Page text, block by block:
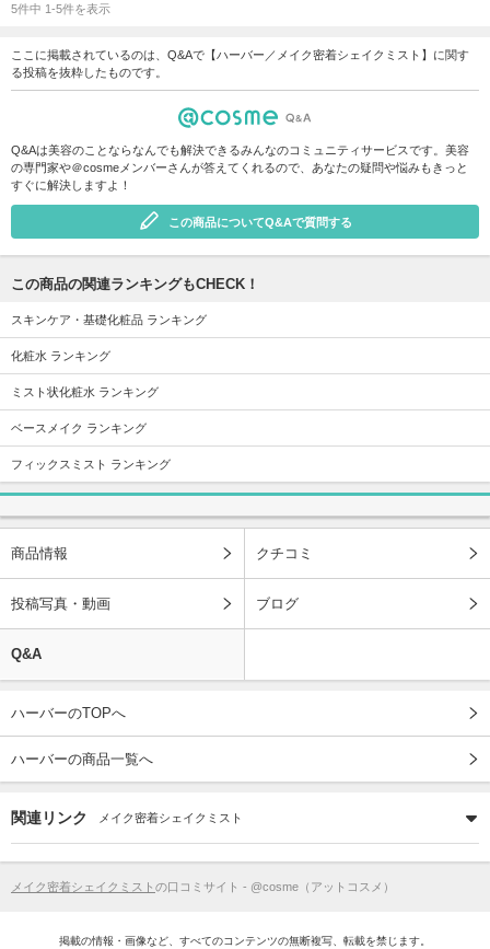
5件中 1-5件を表示
ここに掲載されているのは、Q&Aで【ハーバー／メイク密着シェイクミスト】に関す
る投稿を抜粋したものです。
Q&Aは美容のことならなんでも解決できるみんなのコミュニティサービスです。美容
の専門家や＠cosmeメンバーさんが答えてくれるので、あなたの疑問や悩みもきっと
すぐに解決しますよ！
この商品についてQ&Aで質問する
この商品の関連ランキングもCHECK！
スキンケア・基礎化粧品 ランキング
化粧水 ランキング
ミスト状化粧水 ランキング
ベースメイク ランキング
フィックスミスト ランキング
商品情報 クチコミ
投稿写真・動画 ブログ
Q&A
ハーバーのTOPへ
ハーバーの商品一覧へ
関連リンク メイク密着シェイクミスト
メイク密着シェイクミスト の口コミサイト - @cosme（アットコスメ）
掲載の情報・画像など、すべてのコンテンツの無断複写、転載を禁じます。